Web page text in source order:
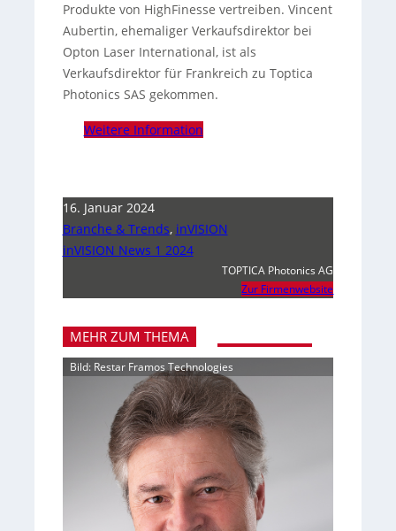
Produkte von HighFinesse vertreiben. Vincent
Aubertin, ehemaliger Verkaufsdirektor bei
Opton Laser International, ist als
Verkaufsdirektor für Frankreich zu Toptica
Photonics SAS gekommen.
Weitere Information
16. Januar 2024
Branche & Trends, inVISION
inVISION News 1 2024
TOPTICA Photonics AG
Zur Firmenwebsite
MEHR ZUM THEMA
Bild: Restar Framos Technologies